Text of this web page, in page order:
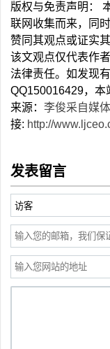
版权与免责声明：
联网收集而来，同
赞同其观点或证实
该文观点仅代表作
法律责任。如发现
QQ150016429，本
来源： 李俊采自媒
接: http://
发表留言